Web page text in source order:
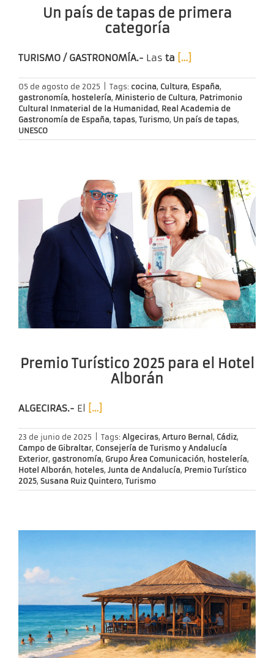
Un país de tapas de primera
categoría
TURISMO / GASTRONOMÍA.- Las ta […]
05 de agosto de 2025 Tags: cocina, Cultura, España,
gastronomía, hostelería, Ministerio de Cultura, Patrimonio
Cultural Inmaterial de la Humanidad, Real Academia de
Gastronomía de España, tapas, Turismo, Un país de tapas,
UNESCO
Premio Turístico 2025 para el Hotel
Alborán
ALGECIRAS.- El […]
23 de junio de 2025 Tags: Algeciras, Arturo Bernal , Cádiz,
Campo de Gibraltar, Consejería de Turismo y Andalucía
Exterior, gastronomía, Grupo Área Comunicación, hostelería,
Hotel Alborán, hoteles, Junta de Andalucía, Premio Turístico
2025, Susana Ruiz Quintero, Turismo